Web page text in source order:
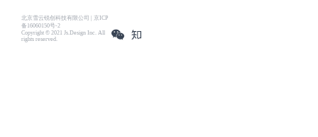
北京雪云锐创科技有限公司 | 京ICP
备16060150号-2
Copyright © 2021 Js.Design Inc. All
rights reserved.